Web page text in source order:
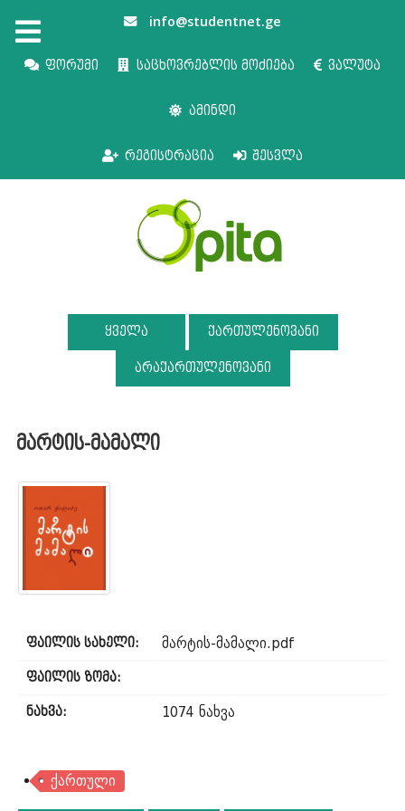
info@studentnet.ge
ფორუმი საცხოვრებლის მოძიება ვალუტა
ამინდი
რეგისტრაცია შესვლა
ყველა ქართულენოვანი
არაქართულენოვანი
მარტის-მამალი
ფაილის სახელი: მარტის-მამალი.pdf
ფაილის ზომა:
ნახვა: 1074 ნახვა
ქართული